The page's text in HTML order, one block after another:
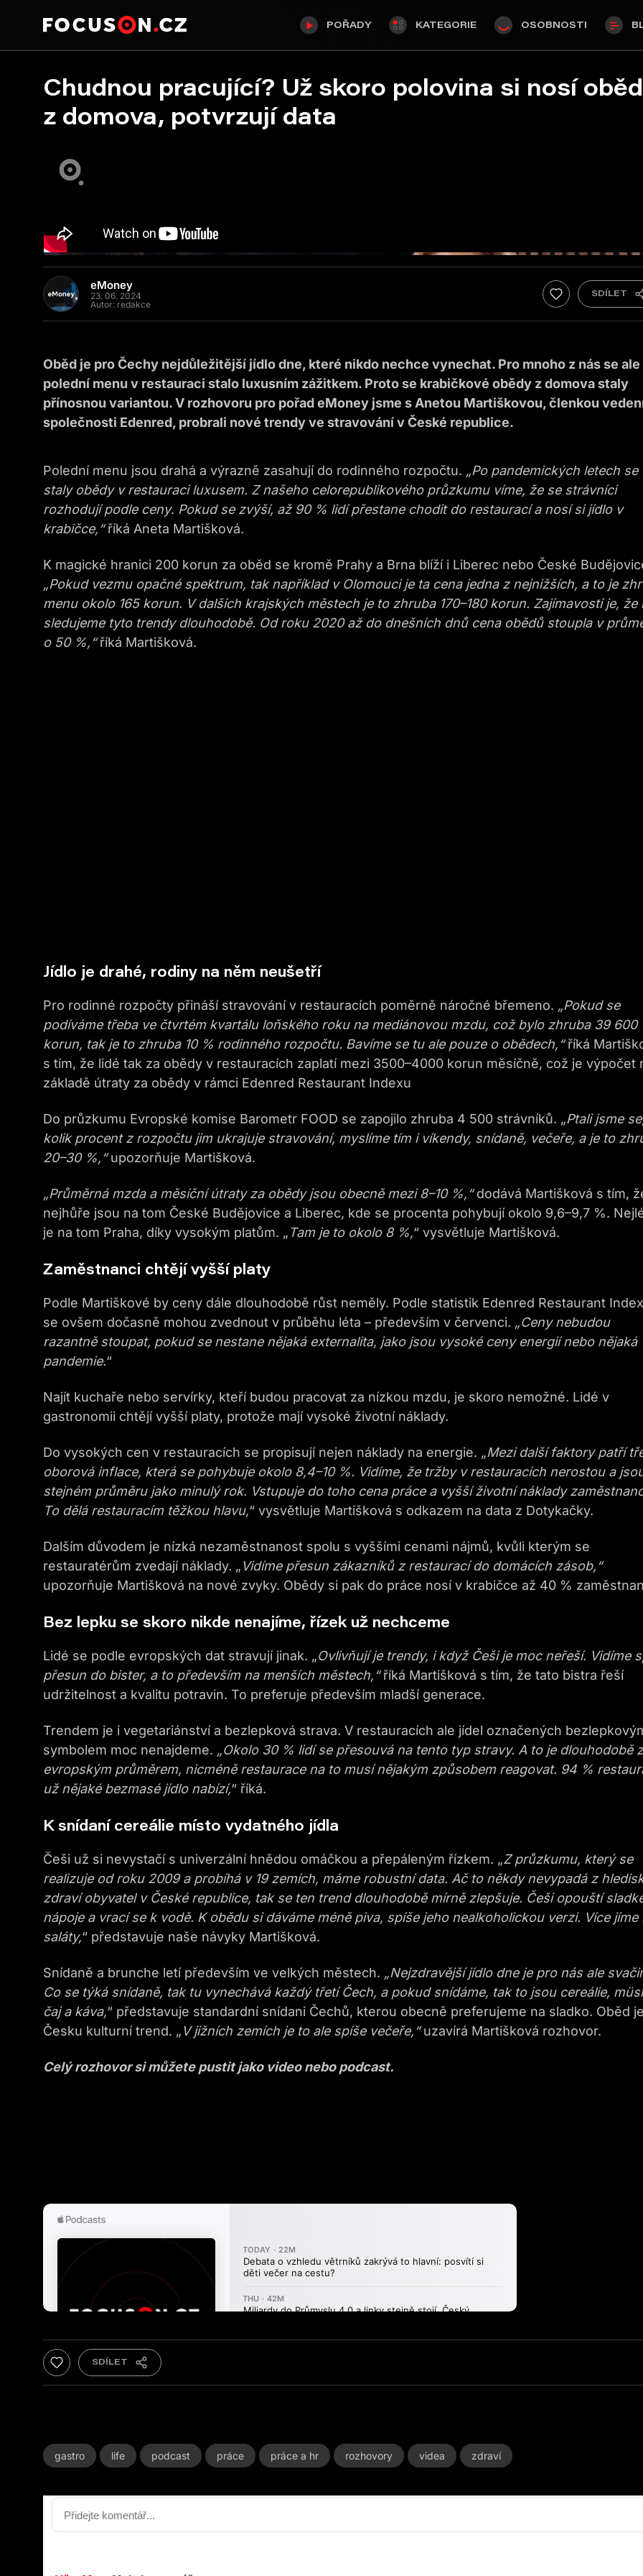
POŘADY KATEGORIE OSOBNOSTI
Chudnou pracující? Už skoro polovina si nosí
z domova, potvrzují data
eMoney
23. 06. 2024
Autor: redakce
Oběd je pro Čechy nejdůležitější jídlo dne, které nikdo nechce vynechat. Pro mnoho z nás se ale
polední menu v restauraci stalo luxusním zážitkem. Proto se krabičkové obědy z domova staly
přínosnou variantou. V rozhovoru pro pořad eMoney jsme s Anetou Martiškovou, členkou
společnosti Edenred, probrali nové trendy ve stravování v České republice.
Polední menu jsou drahá a výrazně zasahují do rodinného rozpočtu. „Po pandemických letech se
staly obědy v restauraci luxusem. Z našeho celorepublikového průzkumu víme, že se strávníci
rozhodují podle ceny. Pokud se zvýší, až 90 % lidí přestane chodit do restaurací a nosí si jídlo v
krabičce,“říká Aneta Martišková.
K magické hranici 200 korun za oběd se kromě Prahy a Brna blíží i Liberec nebo České
„Pokud vezmu opačné spektrum, tak například v Olomouci je ta cena jedna z nejnižších, a to je
menu okolo 165 korun. V dalších krajských městech je to zhruba 170–180 korun. Zajímavostí je, že
sledujeme tyto trendy dlouhodobě. Od roku 2020 až do dnešních dnů cena obědů stoupla v
o 50 %,“říká Martišková.
Jídlo je drahé, rodiny na něm neušetří
Pro rodinné rozpočty přináší stravování v restauracích poměrně náročné břemeno. „Pokud se
podíváme třeba ve čtvrtém kvartálu loňského roku na mediánovou mzdu, což bylo zhruba 39 600
korun, tak je to zhruba 10 % rodinného rozpočtu. Bavíme se tu ale pouze o obědech,“říká
s tím, že lidé tak za obědy v restauracích zaplatí mezi 3500–4000 korun měsíčně, což je výpočet
základě útraty za obědy v rámci Edenred Restaurant Indexu
Do průzkumu Evropské komise Barometr FOOD se zapojilo zhruba 4 500 strávníků. „Ptali jsme
kolik procent z rozpočtu jim ukrajuje stravování, myslíme tím i víkendy, snídaně, večeře, a je to
20–30 %,“upozorňuje Martišková.
„Průměrná mzda a měsíční útraty za obědy jsou obecně mezi 8–10 %,“dodává Martišková s tím,
nejhůře jsou na tom České Budějovice a Liberec, kde se procenta pohybují okolo 9,6–9,7 %.
je na tom Praha, díky vysokým platům. „ Tam je to okolo 8 %,“ vysvětluje Martišková.
Zaměstnanci chtějí vyšší platy
Podle Martiškové by ceny dále dlouhodobě růst neměly. Podle statistik Edenred Restaurant
se ovšem dočasně mohou zvednout v průběhu léta – především v červenci. „Ceny nebudou
razantně stoupat, pokud se nestane nějaká externalita, jako jsou vysoké ceny energií nebo nějaká
pandemie.“
Najít kuchaře nebo servírky, kteří budou pracovat za nízkou mzdu, je skoro nemožné. Lidé v
gastronomii chtějí vyšší platy, protože mají vysoké životní náklady.
Do vysokých cen v restauracích se propisují nejen náklady na energie. „Mezi další faktory patří
oborová inflace, která se pohybuje okolo 8,4–10 %. Vidíme, že tržby v restauracích nerostou a
stejném průměru jako minulý rok. Vstupuje do toho cena práce a vyšší životní náklady
To dělá restauracím těžkou hlavu,“ vysvětluje Martišková s odkazem na data z Dotykačky.
Dalším důvodem je nízká nezaměstnanost spolu s vyššími cenami nájmů, kvůli kterým se
restauratérům zvedají náklady. „Vidíme přesun zákazníků z restaurací do domácích zásob,“
upozorňuje Martišková na nové zvyky. Obědy si pak do práce nosí v krabičce až 40 %
Bez lepku se skoro nikde nenajíme, řízek už nechceme
Lidé se podle evropských dat stravují jinak. „Ovlivňují je trendy, i když Češi je moc neřeší. Vidíme
přesun do bister, a to především na menších městech,“říká Martišková s tím, že tato bistra řeší
udržitelnost a kvalitu potravin. To preferuje především mladší generace.
Trendem je i vegetariánství a bezlepková strava. V restauracích ale jídel označených
symbolem moc nenajdeme. „Okolo 30 % lidí se přesouvá na tento typ stravy. A to je dlouhodobě
evropským průměrem, nicméně restaurace na to musí nějakým způsobem reagovat. 94 %
už nějaké bezmasé jídlo nabízí,“ říká.
K snídaní cereálie místo vydatného jídla
Češi už si nevystačí s univerzální hnědou omáčkou a přepáleným řízkem. „Z průzkumu, který se
realizuje od roku 2009 a probíhá v 19 zemích, máme robustní data. Ač to někdy nevypadá z
zdraví obyvatel v České republice, tak se ten trend dlouhodobě mírně zlepšuje. Češi opouští
nápoje a vrací se k vodě. K obědu si dáváme méně piva, spíše jeho nealkoholickou verzi. Více jíme
saláty,“ představuje naše návyky Martišková.
Snídaně a brunche letí především ve velkých městech. „Nejzdravější jídlo dne je pro nás ale
Co se týká snídaně, tak tu vynechává každý třetí Čech, a pokud snídáme, tak to jsou cereálie,
čaj a káva,“ představuje standardní snídani Čechů, kterou obecně preferujeme na sladko. Oběd
Česku kulturní trend. „V jižních zemích je to ale spíše večeře,“uzavírá Martišková rozhovor.
Celý rozhovor si můžete pustit jako video nebo podcast.
gastro life podcast práce práce a hr rozhovory videa zdraví